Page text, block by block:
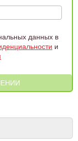
данных в
и